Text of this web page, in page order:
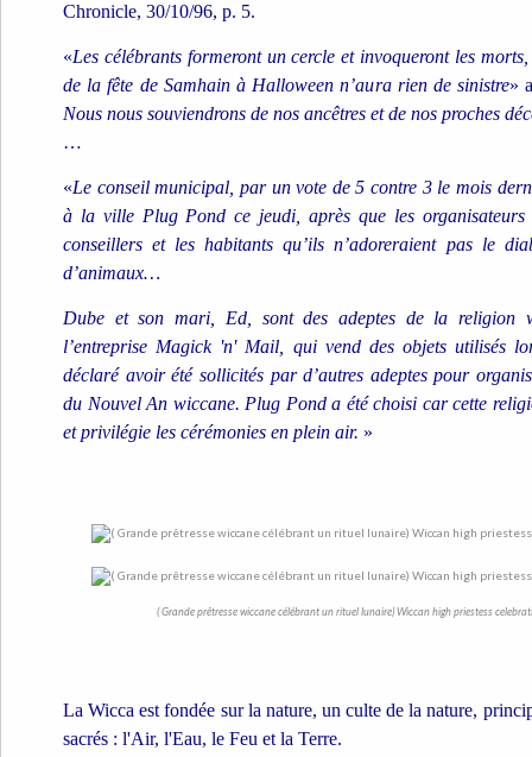
Chronicle, 30/10/96, p. 5.
«Les célébrants formeront un cercle et invoqueront les
de la fête de Samhain à Halloween n’aura rien de sinistre»
Nous nous souviendrons de nos ancêtres et de nos proches
…
«Le conseil municipal, par un vote de 5 contre 3 le mois
à la ville Plug Pond ce jeudi, après que les organisateurs
conseillers et les habitants qu’ils n’adoreraient pas le
d’animaux…
Dube et son mari, Ed, sont des adeptes de la religion
l’entreprise Magick 'n' Mail, qui vend des objets utilisés
déclaré avoir été sollicités par d’autres adeptes pour
du Nouvel An wiccane. Plug Pond a été choisi car cette
et privilégie les cérémonies en plein air. »
( Grande prêtresse wiccane célébrant un rituel lunaire) Wiccan high priestess
La Wicca est fondée sur la nature, un culte de la nature,
sacrés : l'Air, l'Eau, le Feu et la Terre.